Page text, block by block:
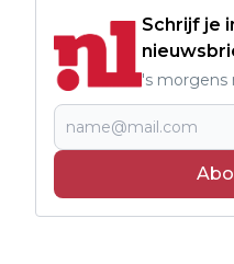
Schrijf je
's morgens